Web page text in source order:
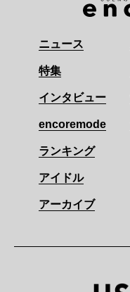
ニュース
特集
インタビュー
encoremode
ランキング
アイドル
アーカイブ